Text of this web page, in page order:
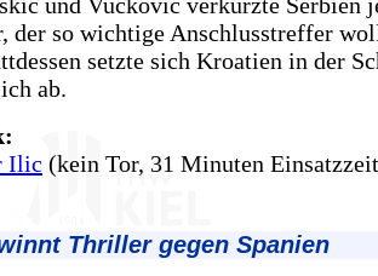
der so wichtige Anschlusstreffer
setzte sich Kroatien in der
ab.
Ilic (kein Tor, 31 Minuten
Thriller gegen Spanien